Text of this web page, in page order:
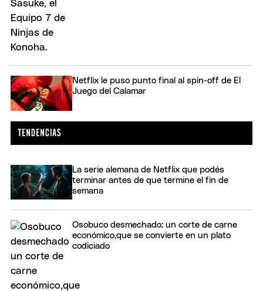
Netflix le puso punto final al spin-off de El
Juego del Calamar
La serie alemana de Netflix que podés
terminar antes de que termine el fin de
semana
Osobuco desmechado: un corte de carne
económico,que se convierte en un plato
codiciado